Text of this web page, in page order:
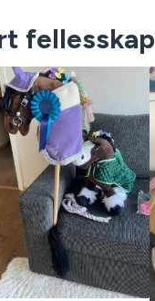
fellesskap